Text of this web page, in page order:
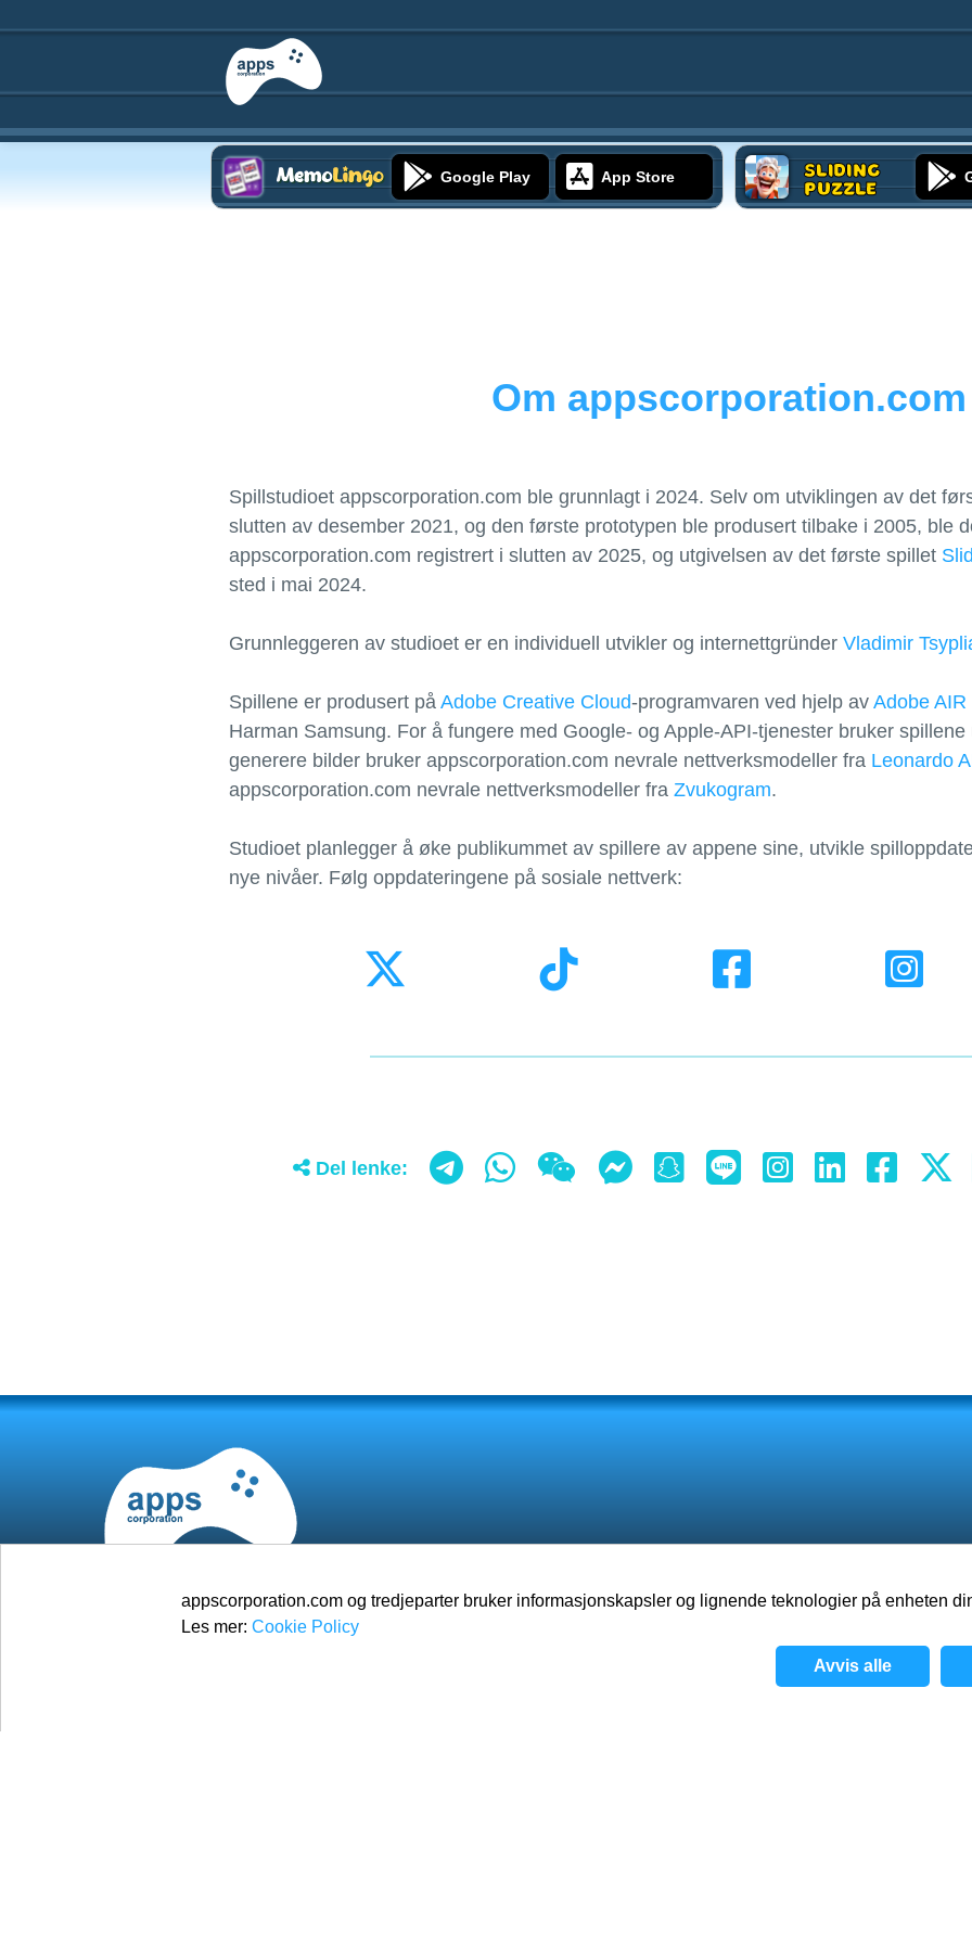
Google Play App Store Sliding
Puzzle
Om appscorporation.com
Spillstudioet appscorporation.com ble grunnlagt i 2024. Selv om utviklingen av det
slutten av desember 2021, og den første prototypen ble produsert tilbake i 2005, ble
appscorporation.com registrert i slutten av 2025, og utgivelsen av det første spillet
sted i mai 2024.
Grunnleggeren av studioet er en individuell utvikler og internettgründerVladimir
Spillene er produsert påAdobe Creative Cloud-programvaren ved hjelp avAdobe AIR
Harman Samsung. For å fungere med Google- og Apple-API-tjenester bruker spillene
generere bilder bruker appscorporation.com nevrale nettverksmodeller fra Leonardo
appscorporation.com nevrale nettverksmodeller fraZvukogram.
Studioet planlegger å øke publikummet av spillere av appene sine, utvikle
nye nivåer. Følg oppdateringene på sosiale nettverk:
Del lenke:
Visjon
appscorporation.com og tredjeparter bruker informasjonskapsler og lignende teknologier på enheten
Les mer: Cookie Policy
Avvis alle